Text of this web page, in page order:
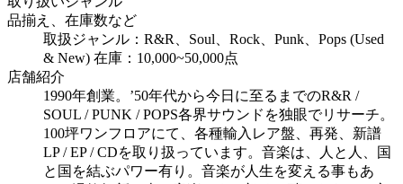
品揃え、在庫数など
取扱ジャンル：R&R、Soul、Rock、Punk、Pops (Used
& New) 在庫：10,000~50,000点
店舗紹介
1990年創業。’50年代から今日に至るまでのR&R /
SOUL / PUNK / POPS各界サウンドを独眼でリサーチ。
100坪ワンフロアにて、各種輸入レア盤、再発、新譜
LP / EP / CDを取り扱っています。音楽は、人と人、国
と国を結ぶパワー有り。音楽が人生を変える事もあ